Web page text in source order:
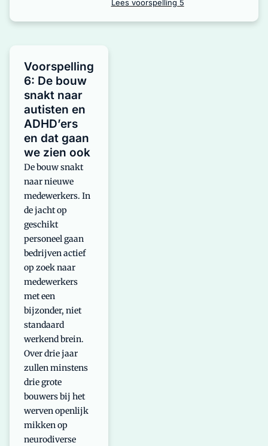
Lees voorspelling 5
Voorspelling
6: De bouw
snakt naar
autisten en
ADHD’ers
en dat gaan
we zien ook
De bouw snakt
naar nieuwe
medewerkers. In
de jacht op
geschikt
personeel gaan
bedrijven actief
op zoek naar
medewerkers
met een
bijzonder, niet
standaard
werkend brein.
Over drie jaar
zullen minstens
drie grote
bouwers bij het
werven openlijk
mikken op
neurodiverse